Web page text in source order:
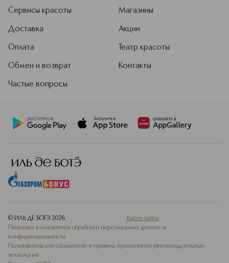
Сервисы красоты
Доставка
Оплата
Обмен и возврат
Частые вопросы
Магазины
Акции
Театр красоты
Контакты
© ИЛЬ ДЕ БОТЭ 2026
Карта сайта
Политика в отношении обработки персональных данных и
конфиденциальности
Пользовательское соглашение и правила применения рекомендательных
технологий